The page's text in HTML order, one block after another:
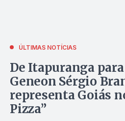
ÚLTIMAS NOTÍCIAS
De Itapuranga
Geneon Sérgio
representa Goiás
Pizza”